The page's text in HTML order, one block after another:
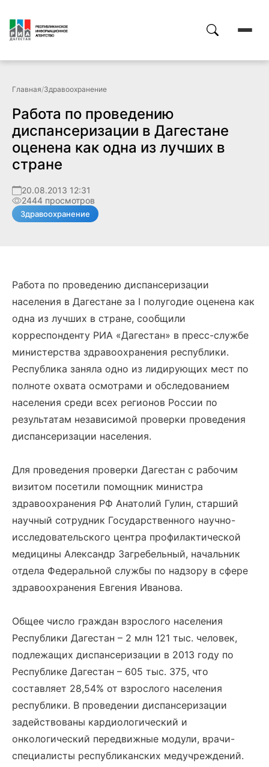
Главная/Здравоохранение
Работа по проведению
диспансеризации в Дагестане
оценена как одна из лучших в
стране
20.08.2013 12:31
2444 просмотров
Здравоохранение
Работа по проведению диспансеризации
населения в Дагестане за I полугодие оценена как
одна из лучших в стране, сообщили
корреспонденту РИА «Дагестан» в пресс-службе
министерства здравоохранения республики.
Республика заняла одно из лидирующих мест по
полноте охвата осмотрами и обследованием
населения среди всех регионов России по
результатам независимой проверки проведения
диспансеризации населения.
Для проведения проверки Дагестан с рабочим
визитом посетили помощник министра
здравоохранения РФ Анатолий Гулин, старший
научный сотрудник Государственного научно-
исследовательского центра профилактической
медицины Александр Загребельный, начальник
отдела Федеральной службы по надзору в сфере
здравоохранения Евгения Иванова.
Общее число граждан взрослого населения
Республики Дагестан – 2 млн 121 тыс. человек,
подлежащих диспансеризации в 2013 году по
Республике Дагестан – 605 тыс. 375, что
составляет 28,54% от взрослого населения
республики. В проведении диспансеризации
задействованы кардиологический и
онкологический передвижные модули, врачи-
специалисты республиканских медучреждений.